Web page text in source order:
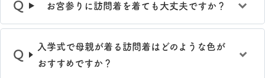
お宮参りに訪問着を着ても大丈夫ですか？
入学式で母親が着る訪問着はどのような色が
おすすめですか？